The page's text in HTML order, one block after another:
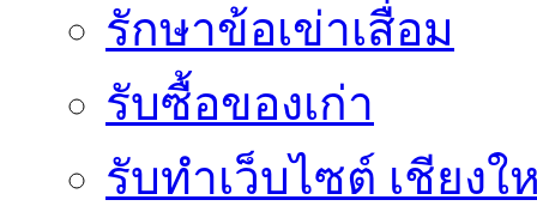
รักษาข้อเข่าเสื่อม
รับซื้อของเก่า
รับทำเว็บไซต์ เชียงใ